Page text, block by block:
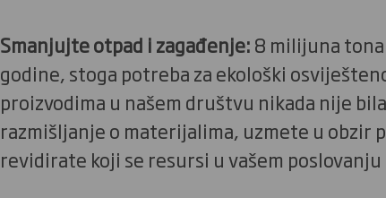
Smanjujte otpad i zagađenje:8 milijuna tona
godine, stoga potreba za ekološki
proizvodima u našem društvu nikada nije
razmišljanje o materijalima, uzmete u obzir
revidirate koji se resursi u vašem